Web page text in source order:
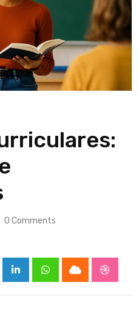
0 Comments
LinkedInWhatsappCloud